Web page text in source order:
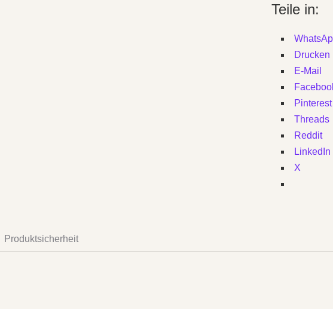
Teile in:
Drucken
E-Mail
Pinterest
Threads
Reddit
LinkedIn
X
Produktsicherheit